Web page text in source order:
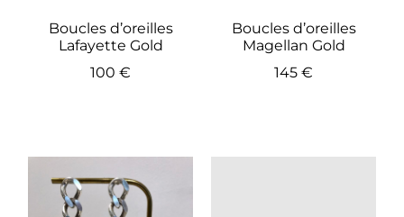
Boucles d’oreilles
Lafayette Gold
100 €
Boucles d’oreilles
Magellan Gold
145 €